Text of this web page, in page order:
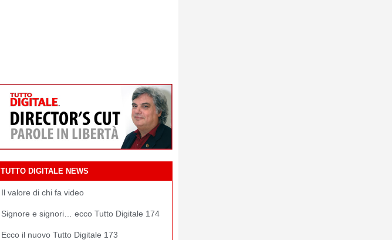
TUTTO DIGITALE NEWS
Il valore di chi fa video
Signore e signori… ecco Tutto Digitale 174
Ecco il nuovo Tutto Digitale 173